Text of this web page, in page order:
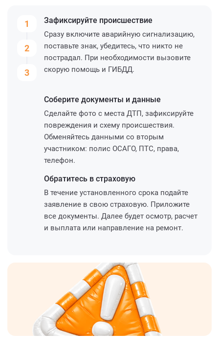
1
2
3
Зафиксируйте происшествие
Сразу включите аварийную сигнализацию,
поставьте знак, убедитесь, что никто не
пострадал. При необходимости вызовите
скорую помощь и ГИБДД.
Соберите документы и данные
Сделайте фото с места ДТП, зафиксируйте
повреждения и схему происшествия.
Обменяйтесь данными со вторым
участником: полис ОСАГО, ПТС, права,
телефон.
Обратитесь в страховую
В течение установленного срока подайте
заявление в свою страховую. Приложите
все документы. Далее будет осмотр, расчет
и выплата или направление на ремонт.